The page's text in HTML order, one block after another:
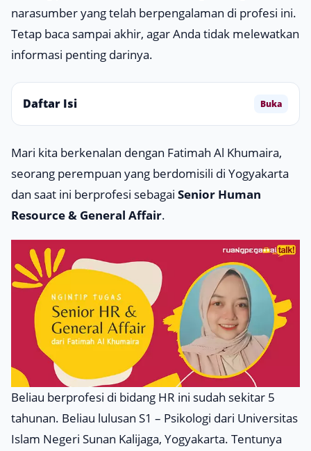
narasumber yang telah berpengalaman di profesi ini.
Tetap baca sampai akhir, agar Anda tidak melewatkan
informasi penting darinya.
Daftar Isi Buka
Mari kita berkenalan dengan Fatimah Al Khumaira,
seorang perempuan yang berdomisili di Yogyakarta
dan saat ini berprofesi sebagai Senior Human
Resource & General Affair.
Beliau berprofesi di bidang HR ini sudah sekitar 5
tahunan. Beliau lulusan S1 – Psikologi dari Universitas
Islam Negeri Sunan Kalijaga, Yogyakarta. Tentunya